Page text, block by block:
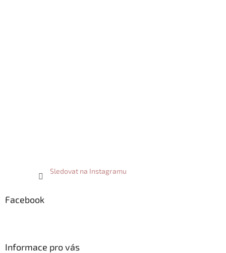
Sledovat na Instagramu
Facebook
Informace pro vás